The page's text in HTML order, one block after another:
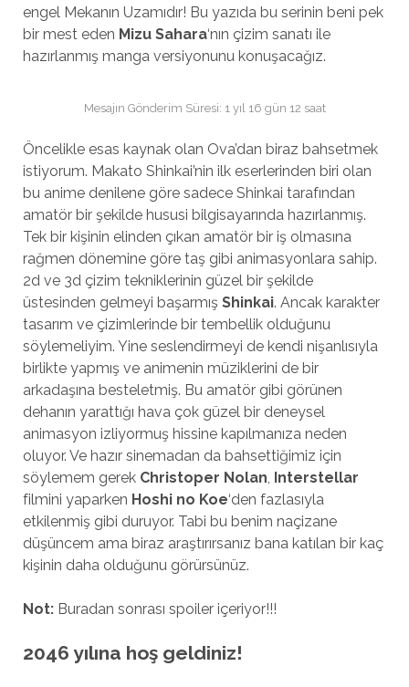
engel Mekanın Uzamıdır! Bu yazıda bu serinin beni pek
bir mest eden Mizu Sahara‘nın çizim sanatı ile
hazırlanmış manga versiyonunu konuşacağız.
Mesajın Gönderim Süresi: 1 yıl 16 gün 12 saat
Öncelikle esas kaynak olan Ova’dan biraz bahsetmek
istiyorum. Makato Shinkai’nin ilk eserlerinden biri olan
bu anime denilene göre sadece Shinkai tarafından
amatör bir şekilde hususi bilgisayarında hazırlanmış.
Tek bir kişinin elinden çıkan amatör bir iş olmasına
rağmen dönemine göre taş gibi animasyonlara sahip.
2d ve 3d çizim tekniklerinin güzel bir şekilde
üstesinden gelmeyi başarmış Shinkai. Ancak karakter
tasarım ve çizimlerinde bir tembellik olduğunu
söylemeliyim. Yine seslendirmeyi de kendi nişanlısıyla
birlikte yapmış ve animenin müziklerini de bir
arkadaşına besteletmiş. Bu amatör gibi görünen
dehanın yarattığı hava çok güzel bir deneysel
animasyon izliyormuş hissine kapılmanıza neden
oluyor. Ve hazır sinemadan da bahsettiğimiz için
söylemem gerek Christoper Nolan, Interstellar
filmini yaparken Hoshi no Koe‘den fazlasıyla
etkilenmiş gibi duruyor. Tabi bu benim naçizane
düşüncem ama biraz araştırırsanız bana katılan bir kaç
kişinin daha olduğunu görürsünüz.
Not:Buradan sonrası spoiler içeriyor!!!
2046 yılına hoş geldiniz!